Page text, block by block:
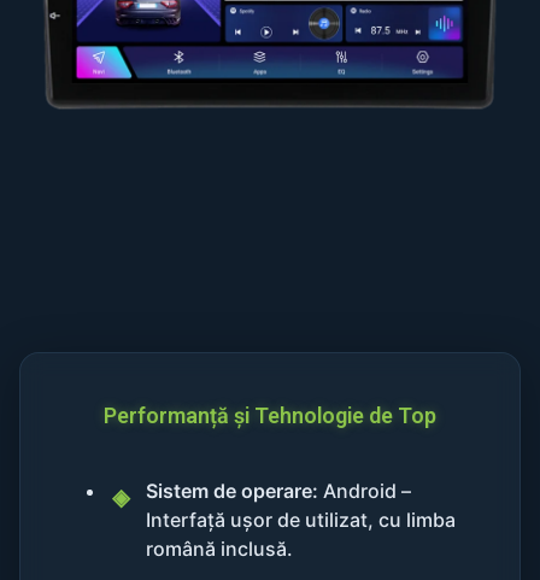
Performanță și Tehnologie de Top
Sistem de operare: Android –
Interfață ușor de utilizat, cu limba
română inclusă.